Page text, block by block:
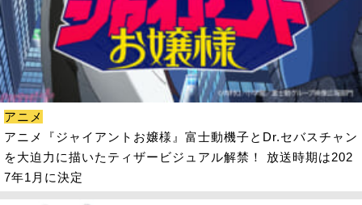
アニメ
アニメ『ジャイアントお嬢様』富士動機子とDr.セバスチャン
を大迫力に描いたティザービジュアル解禁！ 放送時期は202
7年1月に決定